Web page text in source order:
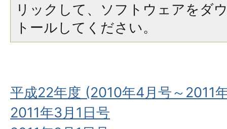
リックして、ソフトウェアをダ
トールしてください。
平成22年度 (2010年4月号～2011
2011年3月1日号